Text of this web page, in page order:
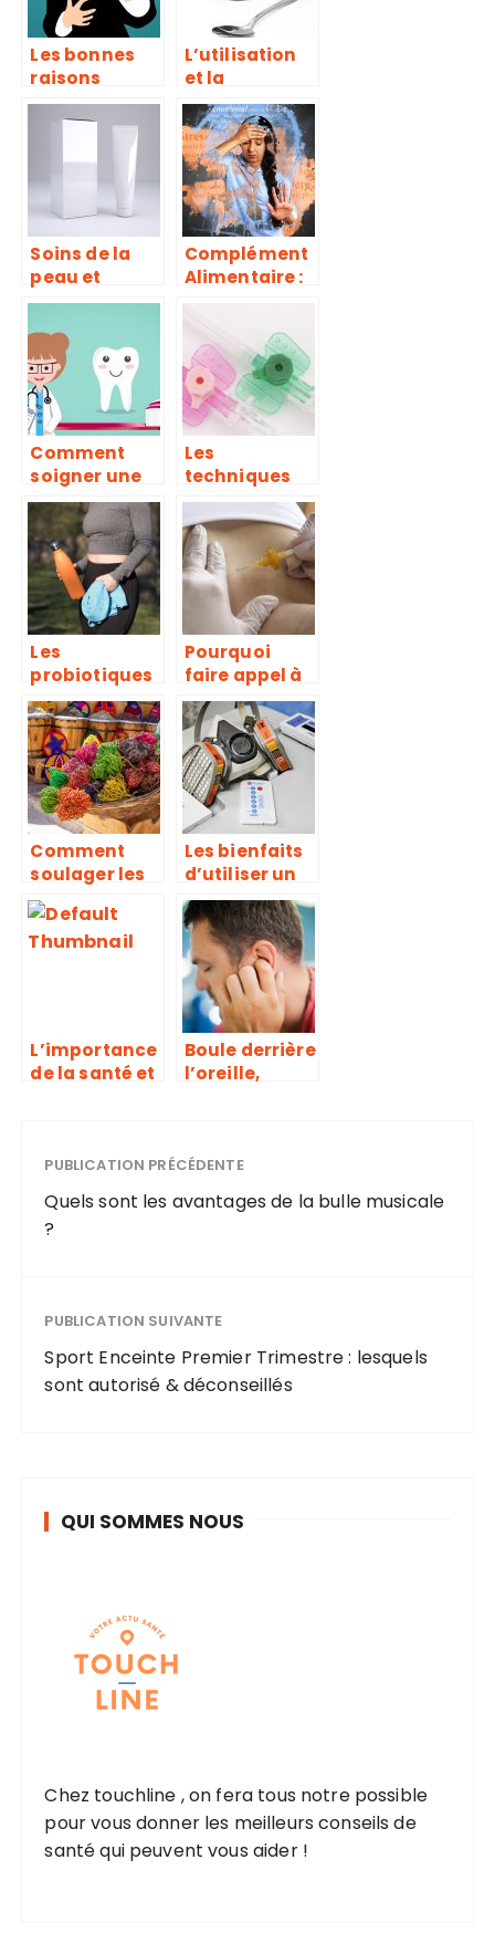
Les bonnes
raisons
d’utiliser des
défibrillateur
particuliers
et les
professionnel
s
L’utilisation
et la
conservation
des poppers
Soins de la
peau et
produits
à base de
plantes
Complément
Alimentaire :
Comment
soigner une
gingivite ?
Les
techniques
de perfusion
par KTC
Les
probiotiques
peuvent-ils
vous aider à
perdre du
poids ?
Pourquoi
faire appel à
la
kinésithérapi
e ?
Comment
soulager les
douleurs
avec la rose
de jericho ?
Les bienfaits
d’utiliser un
purificateur
d’air
L’importance
de la santé et
Boule derrière
l’oreille,
soigner
PUBLICATION PRÉCÉDENTE
Quels sont les avantages de la bulle musicale
?
PUBLICATION SUIVANTE
Sport Enceinte Premier Trimestre : lesquels
sont autorisé & déconseillés
QUI SOMMES NOUS
Chez touchline , on fera tous notre possible
pour vous donner les meilleurs conseils de
santé qui peuvent vous aider !